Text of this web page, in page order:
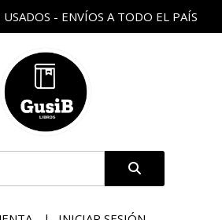
- ENVÍOS A TODO EL PAÍS